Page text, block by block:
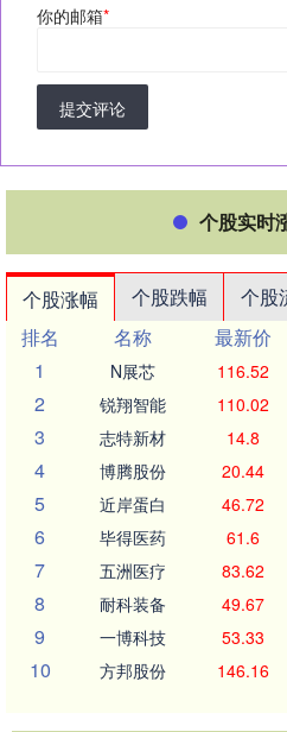
你的邮箱*
提交评论
个股实时
个股涨幅 个股跌幅 个股
排名
名称 最新价
1
N展芯 116.52
2 锐翔智能 110.02
3 志特新材 14.8
4 博腾股份 20.44
5 近岸蛋白 46.72
6 毕得医药 61.6
7 五洲医疗 83.62
8 耐科装备 49.67
9 一博科技 53.33
10 方邦股份 146.16